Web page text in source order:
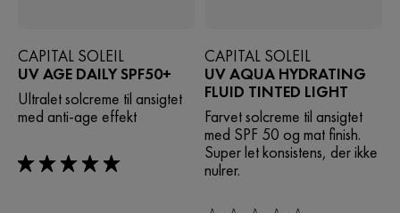
CAPITAL SOLEIL
UV AGE DAILY SPF50+
Ultralet solcreme til ansigtet
med anti-age effekt
5/5
CAPITAL SOLEIL
UV AQUA HYDRATING
FLUID TINTED LIGHT
Farvet solcreme til ansigtet
med SPF 50 og mat finish.
Super let konsistens, der ikke
nulrer.